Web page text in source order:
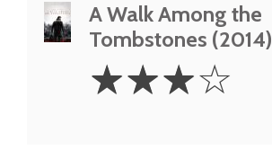
A Walk Among the
Tombstones (2014)
Stars
☆☆☆☆